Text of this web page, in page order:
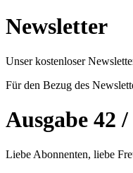
Newsletter
Unser kostenloser
Für den Bezug des
Ausgabe 42 /
Liebe Abonnenten, liebe